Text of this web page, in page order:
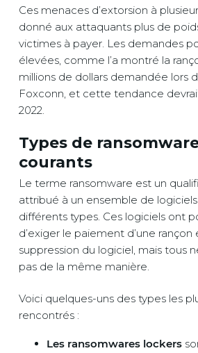
Ces menaces d’extorsion à
donné aux attaquants plus de
victimes à payer. Les demandes
élevées, comme l’a montré la
millions de dollars demandée lors
Foxconn, et cette tendance
2022.
Types de
courants
Le terme ransomware est un
attribué à un ensemble de
différents types. Ces logiciels ont
d’exiger le paiement d’une
suppression du logiciel, mais tous
pas de la même manière.
Voici quelques-uns des types les
rencontrés :
Les ransomwares lockers